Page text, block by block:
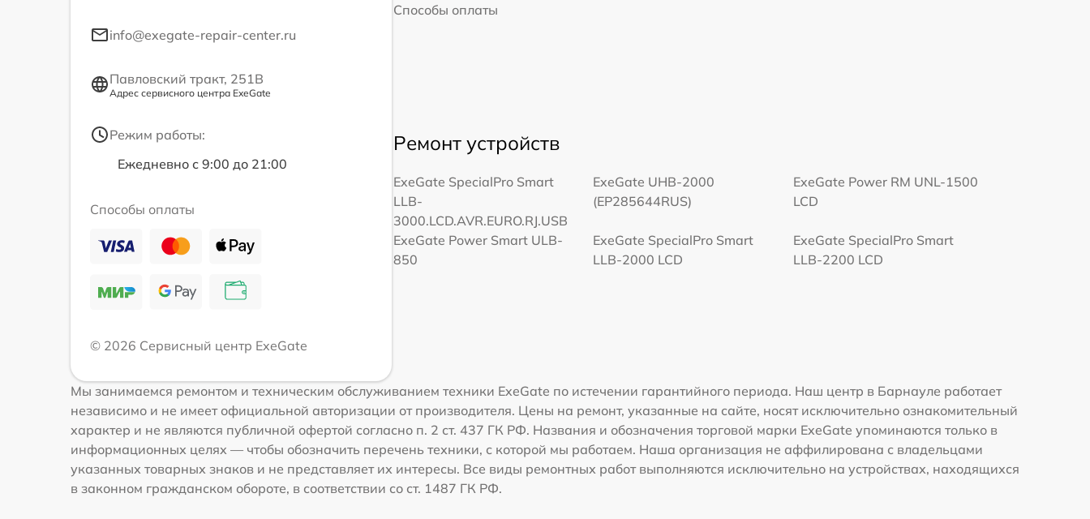
info@exegate-repair-center.ru
Павловский тракт, 251В
Адрес сервисного центра ExeGate
Режим работы:
Ежедневно с 9:00 до 21:00
Способы оплаты
© 2026 Сервисный центр ExeGate
Способы оплаты
Ремонт устройств
ExeGate SpecialPro Smart
LLB-
3000.LCD.AVR.EURO.RJ.USB
ExeGate UHB-2000
(EP285644RUS)
ExeGate Power RM UNL-1500
LCD
ExeGate Power Smart ULB-
850
ExeGate SpecialPro Smart
LLB-2000 LCD
ExeGate SpecialPro Smart
LLB-2200 LCD
Мы занимаемся ремонтом и техническим обслуживанием техники ExeGate по истечении гарантийного периода. Наш центр в Барнауле работает
независимо и не имеет официальной авторизации от производителя. Цены на ремонт, указанные на сайте, носят исключительно ознакомительный
характер и не являются публичной офертой согласно п. 2 ст. 437 ГК РФ. Названия и обозначения торговой марки ExeGate упоминаются только в
информационных целях — чтобы обозначить перечень техники, с которой мы работаем. Наша организация не аффилирована с владельцами
указанных товарных знаков и не представляет их интересы. Все виды ремонтных работ выполняются исключительно на устройствах, находящихся
в законном гражданском обороте, в соответствии со ст. 1487 ГК РФ.